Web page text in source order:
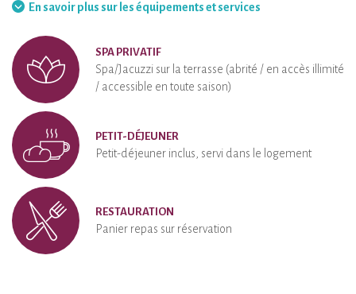
En savoir plus sur les équipements et services
SPA PRIVATIF
Spa/Jacuzzi sur la terrasse (abrité / en accès illimité
/ accessible en toute saison)
PETIT-DÉJEUNER
Petit-déjeuner inclus, servi dans le logement
RESTAURATION
Panier repas sur réservation